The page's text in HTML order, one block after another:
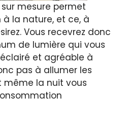
mesure permet
à la nature, et ce, à
Vous recevrez donc
de lumière qui vous
et agréable à
pas à allumer les
même la nuit vous